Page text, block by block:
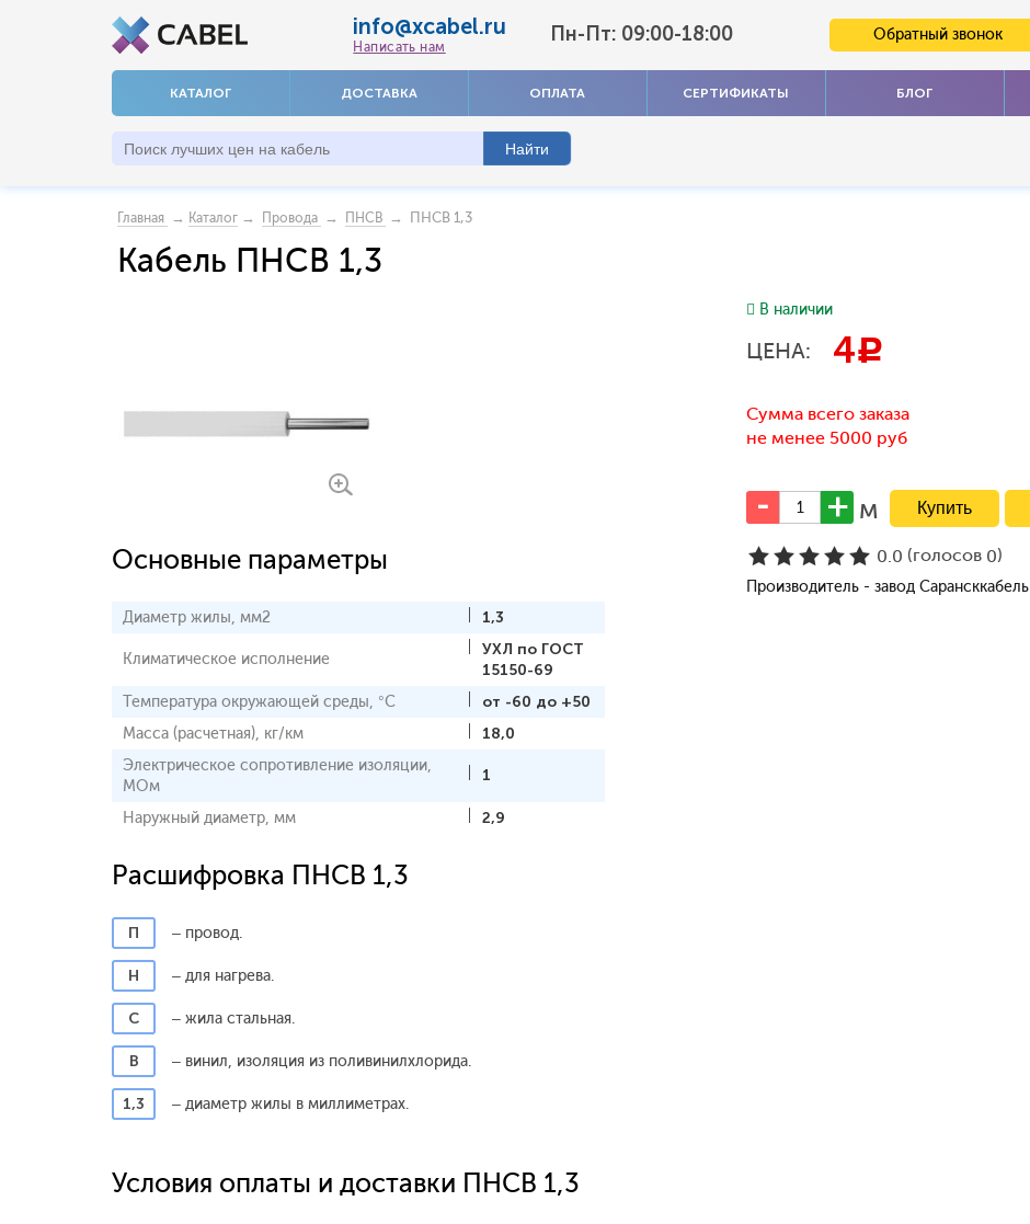
info@xcabel.ru
Написать нам
Пн-Пт: 09:00-18:00 Обратный звонок
КАТАЛОГ ДОСТАВКА ОПЛАТА СЕРТИФИКАТЫ БЛОГ
Главная → Каталог → Провода → ПНСВ → ПНСВ 1,3
Кабель ПНСВ 1,3
Основные параметры
Диаметр жилы, мм2 1,3
Климатическое исполнение
УХЛ по ГОСТ
15150-69
Температура окружающей среды, °С
от -60 до +50
Масса (расчетная), кг/км
18,0
Электрическое сопротивление изоляции,
МОм
1
Наружный диаметр, мм 2,9
Расшифровка ПНСВ 1,3
П – провод.
Н – для нагрева.
С – жила стальная.
В – винил, изоляция из поливинилхлорида.
1,3 – диаметр жилы в миллиметрах.
В наличии
ЦЕНА: 4c
Сумма всего заказа
не менее 5000 руб
м
0.0 (голосов 0)
Производитель - завод Сарансккабель
Условия оплаты и доставки ПНСВ 1,3